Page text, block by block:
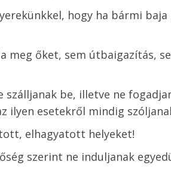
hogy ha bármi
meg őket, sem útbaigazítás,
szálljanak be, illetve ne
ilyen esetekről mindig
elhagyatott helyeket!
szerint ne induljanak